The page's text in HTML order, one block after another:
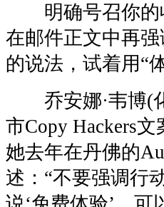
明确号召你的
在邮件正文中再
的说法，试着用“
乔安娜·韦博(化
市Copy Hackers
她去年在丹佛的
述：“不要强调行